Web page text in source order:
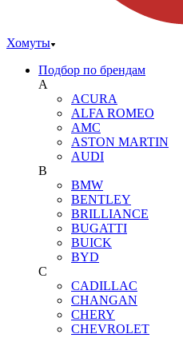
Хомуты
Подбор по брендам
A
ACURA
ALFA ROMEO
AMC
ASTON MARTIN
AUDI
B
BMW
BENTLEY
BRILLIANCE
BUGATTI
BUICK
BYD
C
CADILLAC
CHANGAN
CHERY
CHEVROLET